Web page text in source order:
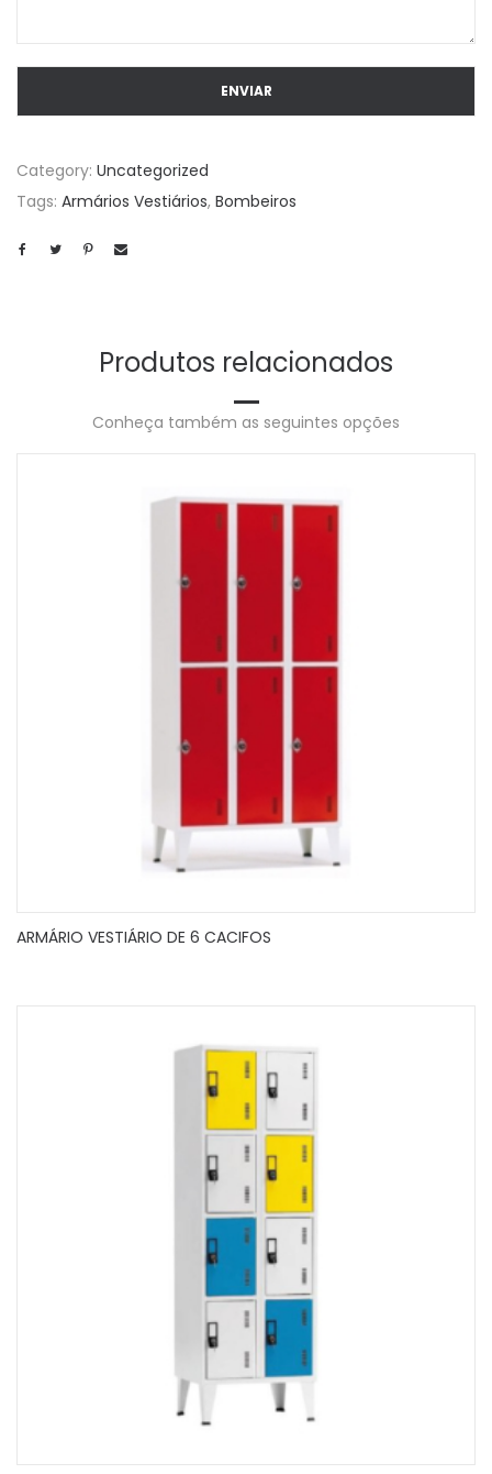
Category: Uncategorized
Tags: Armários Vestiários, Bombeiros
Produtos relacionados
Conheça também as seguintes opções
ARMÁRIO VESTIÁRIO DE 6 CACIFOS